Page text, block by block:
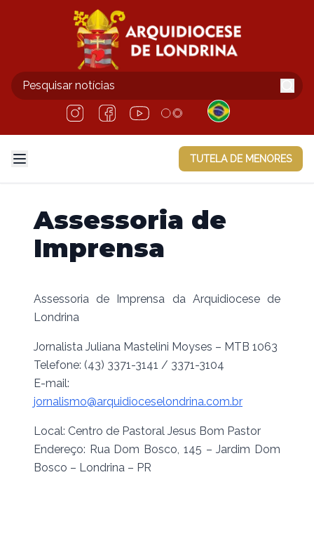
TUTELA DE MENORES
Assessoria de
Imprensa
Assessoria de Imprensa da Arquidiocese de
Londrina
Jornalista Juliana Mastelini Moyses – MTB 1063
Telefone: (43) 3371-3141 / 3371-3104
E-mail:
jornalismo@arquidioceselondrina.com.br
Local: Centro de Pastoral Jesus Bom Pastor
Endereço: Rua Dom Bosco, 145 – Jardim Dom
Bosco – Londrina – PR